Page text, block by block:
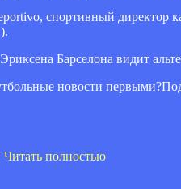
спортивный директор
Барселона видит
новости
Читать полностью